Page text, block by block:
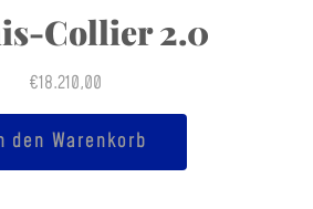
Collier 2.0
€18.210,00
den Warenkorb